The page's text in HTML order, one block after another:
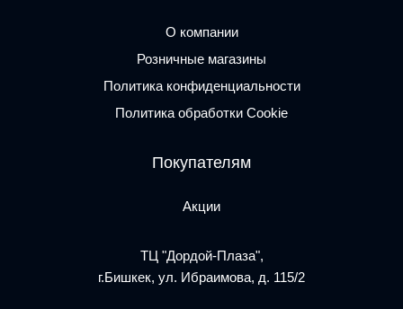
О компании
Розничные магазины
Политика конфиденциальности
Политика обработки Cookie
Покупателям
Акции
ТЦ "Дордой-Плаза",
г.Бишкек, ул. Ибраимова, д. 115/2